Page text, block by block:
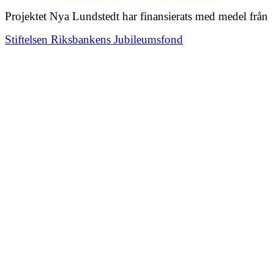
Projektet Nya Lundstedt har finansierats med medel från
Stiftelsen Riksbankens Jubileumsfond